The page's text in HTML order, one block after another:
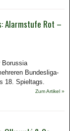
Alarmstufe Rot –
Borussia
Bundesliga-
18. Spieltags.
Zum Artikel »